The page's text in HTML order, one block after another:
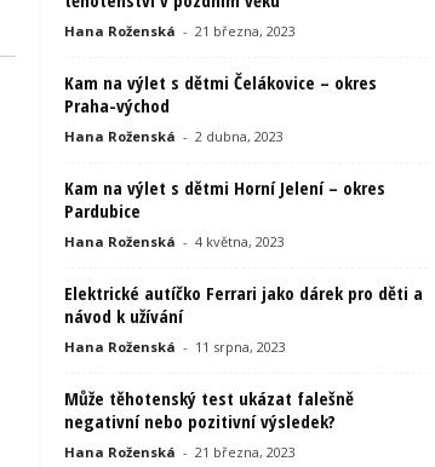
Hana Roženská - 21 března, 2023
Kam na výlet s dětmi Čelákovice – okres
Praha-východ
Hana Roženská - 2 dubna, 2023
Kam na výlet s dětmi Horní Jelení – okres
Pardubice
Hana Roženská - 4 května, 2023
Elektrické autíčko Ferrari jako dárek pro děti a
návod k užívání
Hana Roženská - 11 srpna, 2023
Může těhotenský test ukázat falešně
negativní nebo pozitivní výsledek?
Hana Roženská - 21 března, 2023